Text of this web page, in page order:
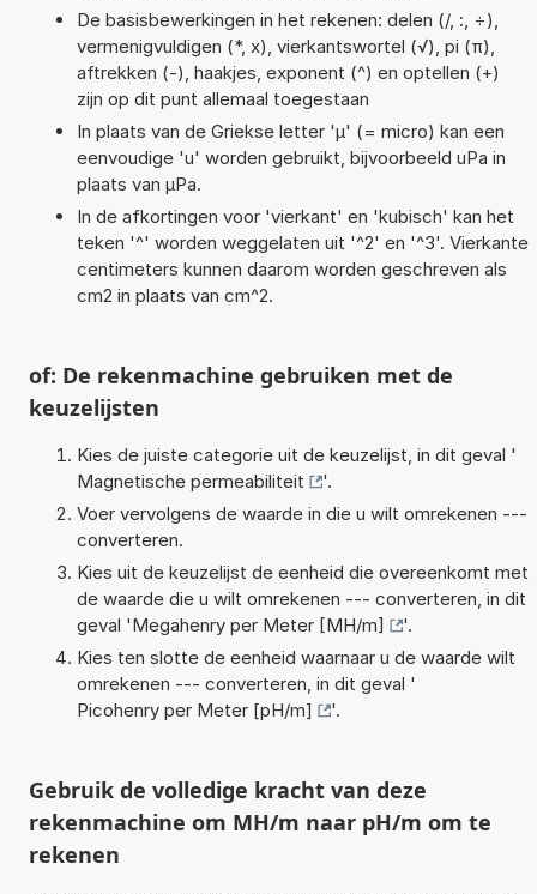
De basisbewerkingen in het rekenen: delen (/, :, ÷),
vermenigvuldigen (*, x), vierkantswortel (√), pi (π),
aftrekken (-), haakjes, exponent (^) en optellen (+)
zijn op dit punt allemaal toegestaan
In plaats van de Griekse letter 'µ' (= micro) kan een
eenvoudige 'u' worden gebruikt, bijvoorbeeld uPa in
plaats van µPa.
In de afkortingen voor 'vierkant' en 'kubisch' kan het
teken '^' worden weggelaten uit '^2' en '^3'. Vierkante
centimeters kunnen daarom worden geschreven als
cm2 in plaats van cm^2.
of: De rekenmachine gebruiken met de
keuzelijsten
Kies de juiste categorie uit de keuzelijst, in dit geval '
Magnetische permeabiliteit
'.
Voer vervolgens de waarde in die u wilt omrekenen ---
converteren.
Kies uit de keuzelijst de eenheid die overeenkomt met
de waarde die u wilt omrekenen --- converteren, in dit
geval 'Megahenry per Meter [MH/m]
'.
Kies ten slotte de eenheid waarnaar u de waarde wilt
omrekenen --- converteren, in dit geval '
Picohenry per Meter [pH/m]
'.
Gebruik de volledige kracht van deze
rekenmachine om MH/m naar pH/m om te
rekenen